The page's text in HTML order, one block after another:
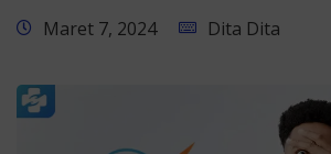
Maret 7, 2024 Dita Dita